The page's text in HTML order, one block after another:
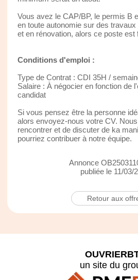
Vous avez le CAP/BP, le permis B
en toute autonomie sur des
et en rénovation, alors ce poste est
Conditions d'emploi :
Type de Contrat : CDI 35H /
Salaire : À négocier en fonction de
candidat
Si vous pensez être la personne
alors envoyez-nous votre CV.
rencontrer et de discuter de ka
pourriez contribuer à notre équipe.
Annonce
publiée le 11/03/
Retour aux
un site du